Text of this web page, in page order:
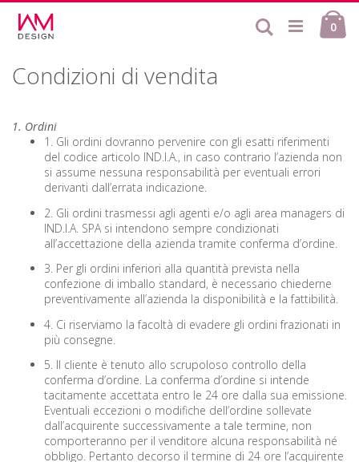
contenuto
0
Cerca
Condizioni di vendita
1. Ordini
1. Gli ordini dovranno pervenire con gli esatti riferimenti
del codice articolo IND.I.A., in caso contrario l’azienda non
si assume nessuna responsabilità per eventuali errori
derivanti dall’errata indicazione.
2. Gli ordini trasmessi agli agenti e/o agli area managers di
IND.I.A. SPA si intendono sempre condizionati
all’accettazione della azienda tramite conferma d’ordine.
3. Per gli ordini inferiori alla quantità prevista nella
confezione di imballo standard, è necessario chiederne
preventivamente all’azienda la disponibilità e la fattibilità.
4. Ci riserviamo la facoltà di evadere gli ordini frazionati in
più consegne.
5. Il cliente è tenuto allo scrupoloso controllo della
conferma d’ordine. La conferma d’ordine si intende
tacitamente accettata entro le 24 ore dalla sua emissione.
Eventuali eccezioni o modifiche dell’ordine sollevate
dall’acquirente successivamente a tale termine, non
comporteranno per il venditore alcuna responsabilità né
obbligo. Pertanto decorso il termine di 24 ore l’acquirente